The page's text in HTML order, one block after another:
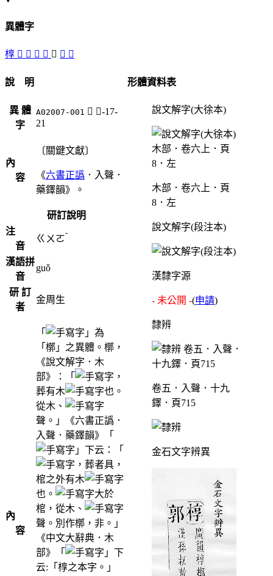
異體字
椁 󲷦 󲷥 󲷤 󲷨 𣠐 𥕖 󲷧
說 明
異 體
字
A02007-001 𣠐 木-17-
21
內
容
〔關鍵文獻〕
《六書正譌 ．入聲．
藥鐸韻》。
研訂說明
注
音
ㄍㄨㄛˇ
漢語拼
音
guǒ
研 訂
者
金周生
內
容
「
」為
「槨」之異體。槨，
《說文解字．木
部》：「
，
葬有木
也。
從木、
聲。」《六書正譌．
入聲．藥鐸韻》「
」下云：「
，葬者具，
棺之外有木
也。
大於
棺，從木、
聲。別作槨，非。」
《中文大辭典．木
部》「
」下
云:「椁之本字。」
形體資料表
說文解字(大徐本)
木部．卷六上．頁
8．左
說文解字(段注本)
漢隸字源
- 未公開 -(申請)
隸辨
卷五．入聲．十九
鐸．頁715
金石文字辨異